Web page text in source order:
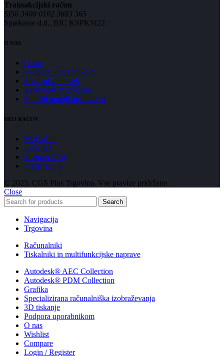
Transakcijski račun
SI56 3400 0102 3683 365
Sparkasse d.d., BIC KSPKSI22
O NAS
O nas
Podpora uporabnikom
Servisni zahtevek
Zasebnost in piškotki
Splošni pogoji poslovanja
MOJ RAČUN
Moj račun
Košarica
Seznam želja
Primerjalnik
© 2025, CGS Plus Trgovina. Vse pravice pridržane.
Close
Search
Navigacija
Trgovina
Računalniki
Tiskalniki in multifunkcijske naprave
Autodesk® AEC Collection
Autodesk® PDM Collection
Grafika
Specializirana računalniška izobraževanja
3D tiskanje
Podpora uporabnikom
O nas
Wishlist
Compare
Login / Register